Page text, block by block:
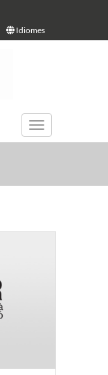
Idiomes
TOGGLE